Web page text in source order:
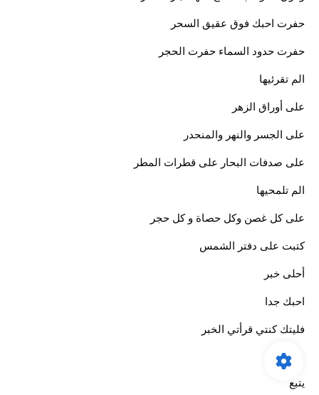
حفرت احبك فوق عقيق السحر
حفرت حدود السماء حفرت الحجر
الم تقرئيها
على أوراق الزهر
على الجسر والنهر والمنحدر
على صدفات البحار على قطرات المطر
الم تلمحيها
على كل غصن وكل حصاة و كل حجر
كتبت على دفتر الشمس
أحلى خبر
احبك جدا
فليتك كنتي قرأتي الخبر
يتبع